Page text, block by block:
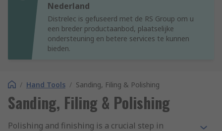
Nederland
Distrelec is gefuseerd met de RS Group om u
een breder productaanbod, plaatselijke
ondersteuning en betere services te kunnen
bieden.
/ Hand Tools / Sanding, Filing & Polishing
Sanding, Filing & Polishing
Polishing and finishing is a crucial step in